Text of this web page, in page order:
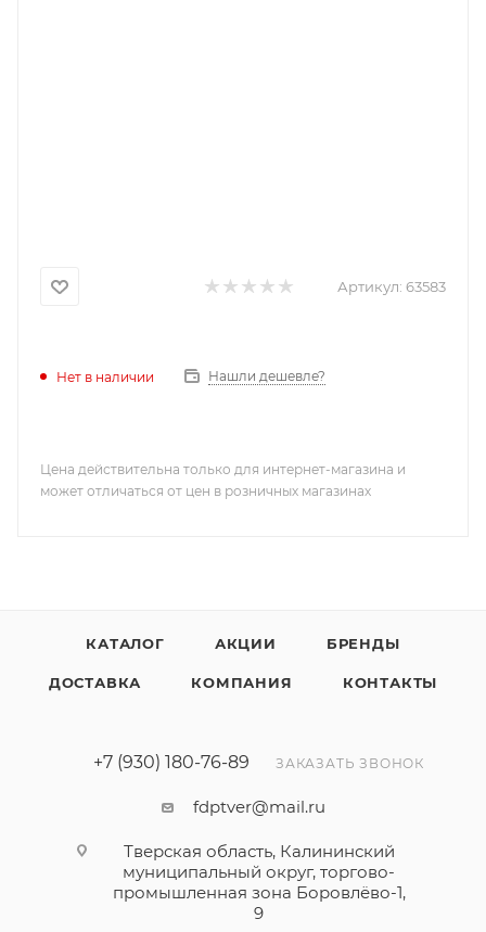
Артикул: 63583
Нет в наличии Нашли дешевле?
Цена действительна только для интернет-магазина и
может отличаться от цен в розничных магазинах
КАТАЛОГ АКЦИИ БРЕНДЫ
ДОСТАВКА КОМПАНИЯ КОНТАКТЫ
+7 (930) 180-76-89 ЗАКАЗАТЬ ЗВОНОК
fdptver@mail.ru
Тверская область, Калининский
муниципальный округ, торгово-
промышленная зона Боровлёво-1,
9